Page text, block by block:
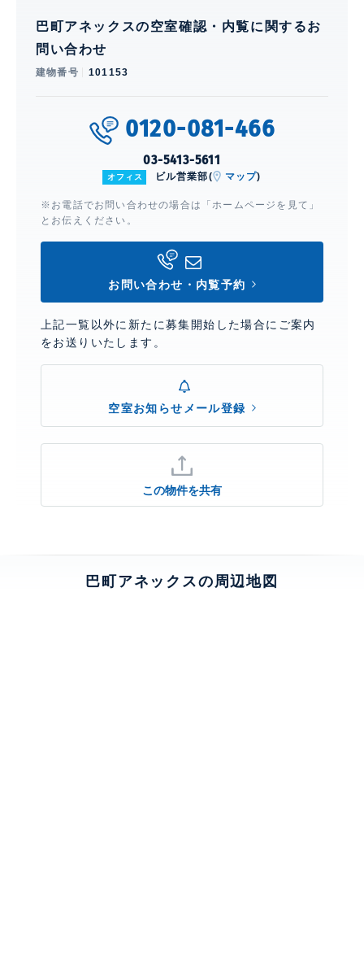
巴町アネックスの空室確認・内覧に関するお
問い合わせ
建物番号 101153
0120-081-466
03-5413-5611
オフィス ビル営業部( マップ)
※お電話でお問い合わせの場合は「ホームページを見て」
とお伝えください。
お問い合わせ・内覧予約
上記一覧以外に新たに募集開始した場合にご案内
をお送りいたします。
空室お知らせメール登録
この物件を共有
巴町アネックスの周辺地図